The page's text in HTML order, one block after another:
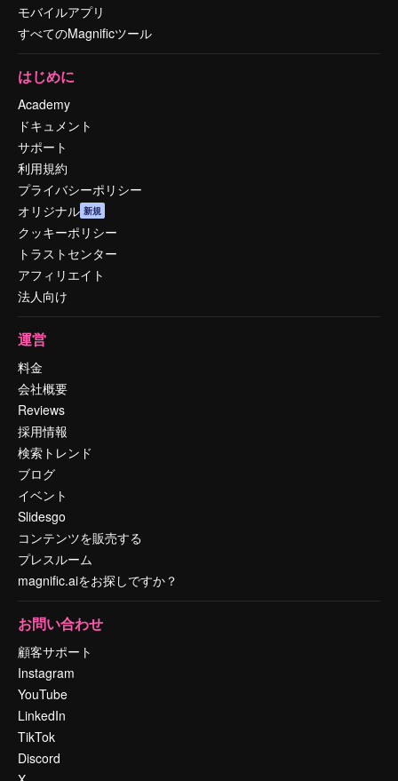
モバイルアプリ
すべてのMagnificツール
はじめに
Academy
ドキュメント
サポート
利用規約
プライバシーポリシー
オリジナル 新規
クッキーポリシー
トラストセンター
アフィリエイト
法人向け
運営
料金
会社概要
Reviews
採用情報
検索トレンド
ブログ
イベント
Slidesgo
コンテンツを販売する
プレスルーム
magnific.aiをお探しですか？
お問い合わせ
顧客サポート
Instagram
YouTube
LinkedIn
TikTok
Discord